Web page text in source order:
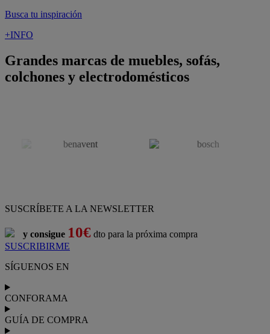
Busca tu inspiración
+INFO
Grandes marcas de muebles, sofás,
colchones y electrodomésticos
SUSCRÍBETE A LA NEWSLETTER
y consigue 10€ dto para la próxima compra
SUSCRIBIRME
SÍGUENOS EN
CONFORAMA
GUÍA DE COMPRA